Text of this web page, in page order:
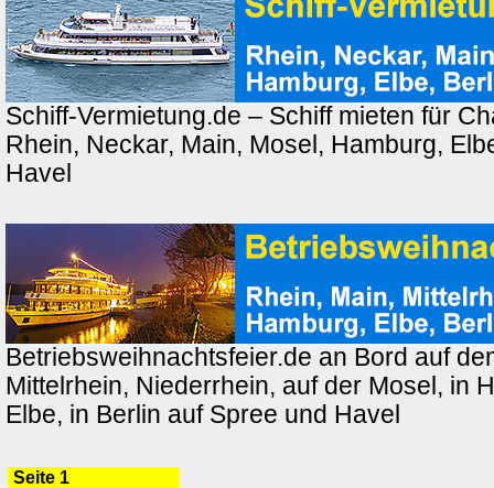
Schiff-Vermietung.de – Schiff mieten für
Rhein, Neckar, Main, Mosel, Hamburg,
Havel
Betriebsweihnachtsfeier.de an Bord auf
Mittelrhein, Niederrhein, auf der Mosel, in
Elbe, in Berlin auf Spree und Havel
Seite 1